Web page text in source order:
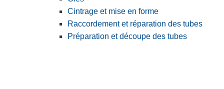
Cintrage et mise en forme
Raccordement et réparation des tubes
Préparation et découpe des tubes